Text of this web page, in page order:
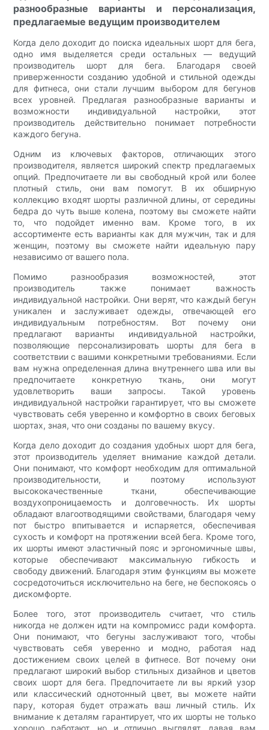
разнообразные варианты и персонализация,
предлагаемые ведущим производителем
Когда дело доходит до поиска идеальных шорт для бега,
одно имя выделяется среди остальных — ведущий
производитель шорт для бега. Благодаря своей
приверженности созданию удобной и стильной одежды
для фитнеса, они стали лучшим выбором для бегунов
всех уровней. Предлагая разнообразные варианты и
возможности индивидуальной настройки, этот
производитель действительно понимает потребности
каждого бегуна.
Одним из ключевых факторов, отличающих этого
производителя, является широкий спектр предлагаемых
опций. Предпочитаете ли вы свободный крой или более
плотный стиль, они вам помогут. В их обширную
коллекцию входят шорты различной длины, от середины
бедра до чуть выше колена, поэтому вы сможете найти
то, что подойдет именно вам. Кроме того, в их
ассортименте есть варианты как для мужчин, так и для
женщин, поэтому вы сможете найти идеальную пару
независимо от вашего пола.
Помимо разнообразия возможностей, этот
производитель также понимает важность
индивидуальной настройки. Они верят, что каждый бегун
уникален и заслуживает одежды, отвечающей его
индивидуальным потребностям. Вот почему они
предлагают варианты индивидуальной настройки,
позволяющие персонализировать шорты для бега в
соответствии с вашими конкретными требованиями. Если
вам нужна определенная длина внутреннего шва или вы
предпочитаете конкретную ткань, они могут
удовлетворить ваши запросы. Такой уровень
индивидуальной настройки гарантирует, что вы сможете
чувствовать себя уверенно и комфортно в своих беговых
шортах, зная, что они созданы по вашему вкусу.
Когда дело доходит до создания удобных шорт для бега,
этот производитель уделяет внимание каждой детали.
Они понимают, что комфорт необходим для оптимальной
производительности, и поэтому используют
высококачественные ткани, обеспечивающие
воздухопроницаемость и долговечность. Их шорты
обладают влагоотводящими свойствами, благодаря чему
пот быстро впитывается и испаряется, обеспечивая
сухость и комфорт на протяжении всей бега. Кроме того,
их шорты имеют эластичный пояс и эргономичные швы,
которые обеспечивают максимальную гибкость и
свободу движений. Благодаря этим функциям вы можете
сосредоточиться исключительно на беге, не беспокоясь о
дискомфорте.
Более того, этот производитель считает, что стиль
никогда не должен идти на компромисс ради комфорта.
Они понимают, что бегуны заслуживают того, чтобы
чувствовать себя уверенно и модно, работая над
достижением своих целей в фитнесе. Вот почему они
предлагают широкий выбор стильных дизайнов и цветов
своих шорт для бега. Предпочитаете ли вы яркий узор
или классический однотонный цвет, вы можете найти
пару, которая будет отражать ваш личный стиль. Их
внимание к деталям гарантирует, что их шорты не только